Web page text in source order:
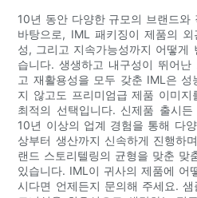
10년 동안 다양한 규모의 브랜드와
바탕으로, IML 패키징이 제품의
성, 그리고 지속가능성까지 어떻게
습니다. 생생하고 내구성이 뛰어
고 재활용성을 모두 갖춘 IML은
지 않고도 프리미엄급 제품 이미지
최적의 선택입니다. 신제품 출시
10년 이상의 업계 경험을 통해 다
상부터 생산까지 신속하게 진행하
랜드 스토리텔링의 균형을 맞춘 맞
있습니다. IML이 귀사의 제품에 어
시다면 언제든지 문의해 주세요.